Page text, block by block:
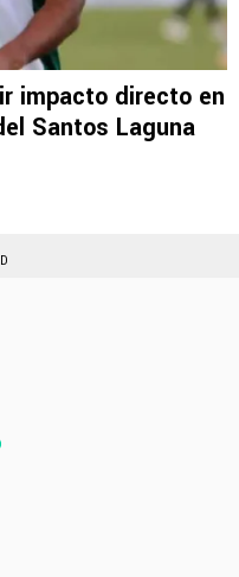
impacto directo en
Santos Laguna